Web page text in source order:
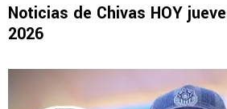
Noticias de Chivas HOY
2026